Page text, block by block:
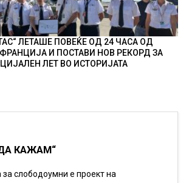
ЛЕТАШЕ ПОВЕЌЕ ОД 24 ЧАСА ОД
И ПОСТАВИ НОВ РЕКОРД ЗА
ЛЕТ ВО ИСТОРИЈАТА
КАЖАМ“
слободоумни е проект на